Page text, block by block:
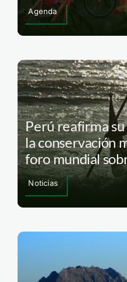
Agenda
Perú reafirma
la conservación
foro mundial
Noticias